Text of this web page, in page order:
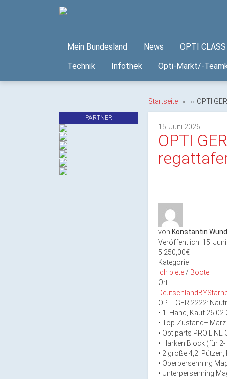
Mein Bundesland News OPTI
Technik
Infothek Opti-Markt/-
PARTNER
Startseite OPTI
15. Juni 2026
OPTI
von Konstantin
Veröffentlich: 15.
5.250,00€
Kategorie
Ich biete / Boote
Ort
Deutschland BY
OPTI GER 2222:
• 1. Hand, Kauf
• Top-Zustand–
• Optiparts PRO
• Harken Block (für
• 2 große 4,2l
• Oberpersenning
• Unterpersenning